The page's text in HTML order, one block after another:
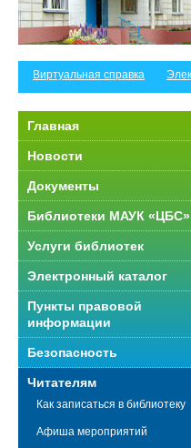
Виртуальная справка
Главная
Новости
Документы
Библиотеки МАУК «ЦБС»
Услуги библиотек
Электронный каталог
Пункты правовой
информации
Безопасность
Читателям
Как записаться в библиотеку
Афиша мероприятий